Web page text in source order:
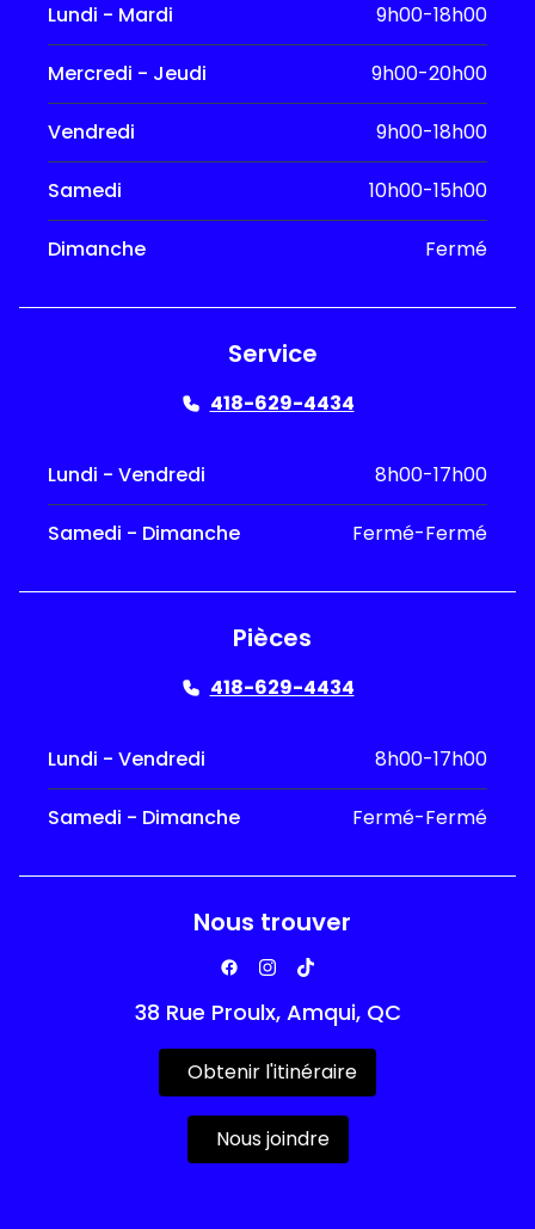
Lundi - Mardi 9h00-18h00
Mercredi - Jeudi 9h00-20h00
Vendredi 9h00-18h00
Samedi 10h00-15h00
Dimanche Fermé
Service
418-629-4434
Lundi - Vendredi 8h00-17h00
Samedi - Dimanche Fermé-Fermé
Pièces
418-629-4434
Lundi - Vendredi 8h00-17h00
Samedi - Dimanche Fermé-Fermé
Nous trouver
38 Rue Proulx, Amqui, QC
Obtenir l'itinéraire
Nous joindre